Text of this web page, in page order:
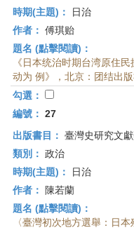
時期(主題)：
日治
作者： 傅琪贻
題名 (點擊閱讀)：
《日本统治时期台湾原住
动为 例》，北京：团结出版
勾選：
編號： 27
出版書目： 臺灣史研究文
類別： 政治
時期(主題)：
日治
作者：
陳若蘭
題名 (點擊閱讀)：
〈臺灣初次地方選舉：日